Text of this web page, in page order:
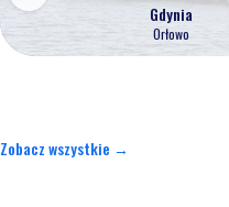
Gdynia
Orłowo
Zobacz wszystkie →